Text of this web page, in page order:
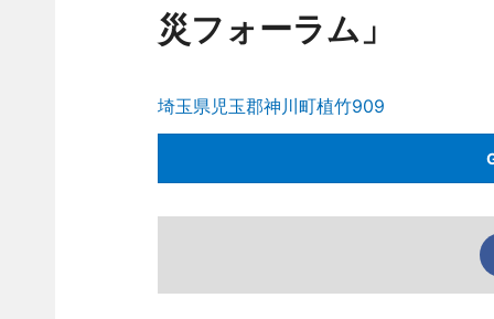
災フォーラム」
埼玉県児玉郡神川町植竹909